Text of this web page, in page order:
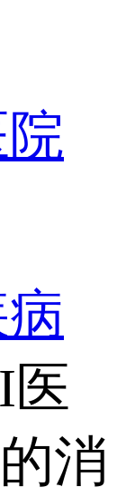
医
消